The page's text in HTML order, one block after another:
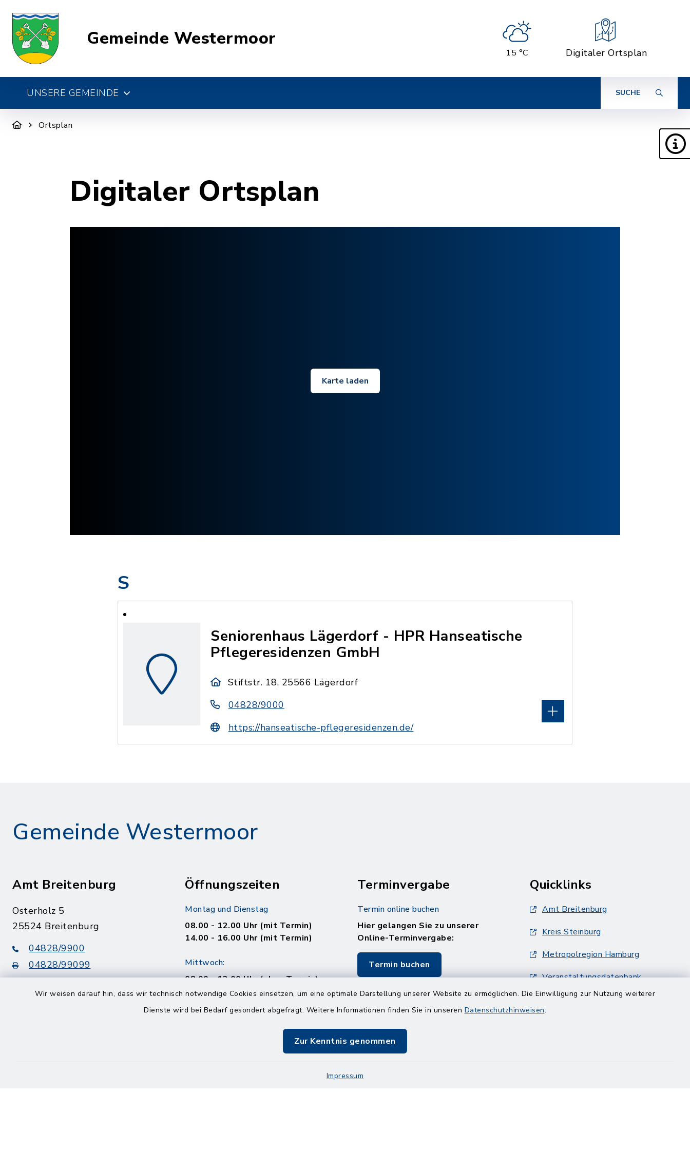
Wir weisen darauf hin, dass wir technisch notwendige Cookies einsetzen, um eine optimale Darstellung unserer Website zu ermöglichen. Die Einwilligung zur Nutzung weiterer
Dienste wird bei Bedarf gesondert abgefragt. Weitere Informationen finden Sie in unseren Datenschutzhinweisen.
Zur Kenntnis genommen
Impressum
Gemeinde Westermoor
15 °C Digitaler Ortsplan
UNSERE GEMEINDE SUCHE
Ortsplan
Digitaler Ortsplan
Karte laden
S
Seniorenhaus Lägerdorf - HPR Hanseatische
Pflegeresidenzen GmbH
Stiftstr. 18, 25566 Lägerdorf
04828/9000
https://hanseatische-pflegeresidenzen.de/
Gemeinde Westermoor
Amt Breitenburg
Osterholz 5
25524 Breitenburg
04828/9900
04828/99099
info@amt-breitenburg.de
Öffnungszeiten
Montag und Dienstag
08.00 - 12.00 Uhr (mit Termin)
14.00 - 16.00 Uhr (mit Termin)
Mittwoch:
08.00 - 12.00 Uhr (ohne Termin)
14.00 - 18.00 Uhr (ohne Termin)
Donnerstag:
Terminvergabe
Termin online buchen
Hier gelangen Sie zu unserer
Online-Terminvergabe:
Termin buchen
Quicklinks
Amt Breitenburg
Kreis Steinburg
Metropolregion Hamburg
Veranstaltungsdatenbank
Metropolregion Hamburg